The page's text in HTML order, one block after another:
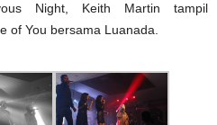
Night, Keith Martin tampil
of You bersama Luanada.